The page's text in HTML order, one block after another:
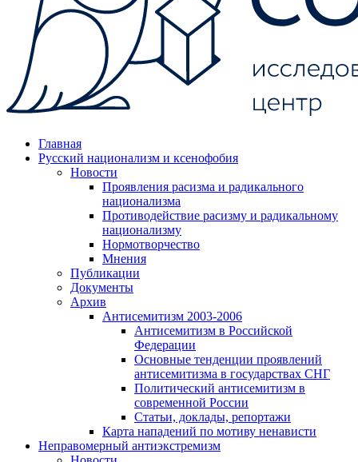
Главная
Русский национализм и ксенофобия
Новости
Проявления расизма и радикального
национализма
Противодействие расизму и радикальному
национализму
Нормотворчество
Мнения
Публикации
Документы
Архив
Антисемитизм 2003-2006
Антисемитизм в Российской
Федерации
Основные тенденции проявлений
антисемитизма в государствах СНГ
Политический антисемитизм в
современной России
Статьи, доклады, репортажи
Карта нападений по мотиву ненависти
Неправомерный антиэкстремизм